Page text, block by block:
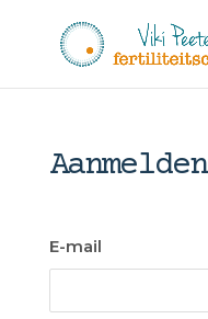
Aanmelden
E-mail